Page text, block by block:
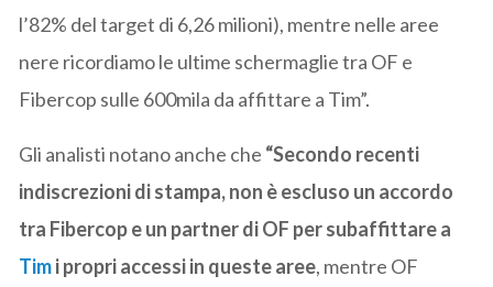
l’82% del target di 6,26 milioni), mentre nelle aree
nere ricordiamo le ultime schermaglie tra OF e
Fibercop sulle 600mila da affittare a Tim”.
Gli analisti notano anche che “Secondo recenti
indiscrezioni di stampa, non è escluso un accordo
tra Fibercop e un partner di OF per subaffittare a
Timi propri accessi in queste aree, mentre OF